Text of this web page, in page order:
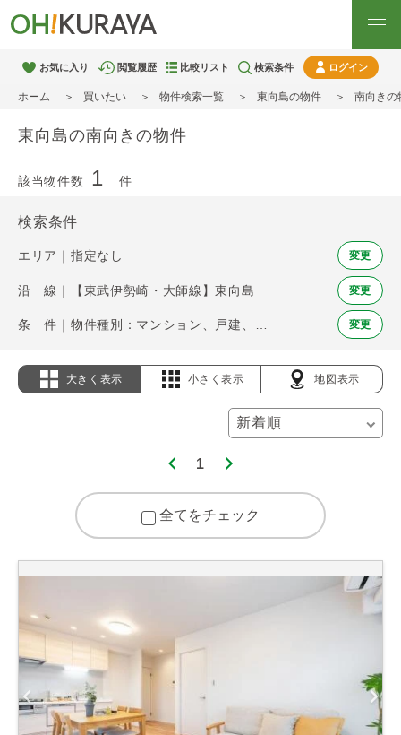
お気に入り 閲覧履歴 比較リスト 検索条件 ログイン
ホーム 買いたい 物件検索一覧 東向島の物件 南向きの
東向島の南向きの物件
該当物件数 1 件
検索条件
エリア｜指定なし 変更
沿 線｜【東武伊勢崎・大師線】東向島 変更
変更
大きく表示 小さく表示 地図表示
1
全てをチェック